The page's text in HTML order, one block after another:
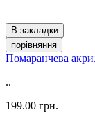
В закладки
порівняння
Помаранчева
..
199.00 грн.